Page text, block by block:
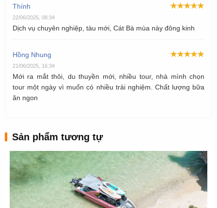
Thính
22/06/2025, 08:34
Dịch vụ chuyên nghiệp, tàu mới, Cát Bà mùa này đông kinh
Hồng Nhung
21/06/2025, 16:34
Mới ra mắt thôi, du thuyền mới, nhiều tour, nhà mình chọn
tour một ngày vì muốn có nhiều trải nghiệm. Chất lượng bữa
ăn ngon
Sản phẩm tương tự